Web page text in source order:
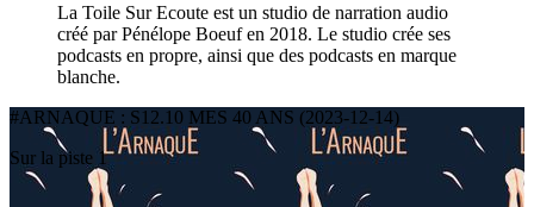
La Toile Sur Ecoute est un studio de narration audio
créé par Pénélope Boeuf en 2018. Le studio crée ses
podcasts en propre, ainsi que des podcasts en marque
blanche.
#ARNAQUE : S12.10 MES 40 ANS (2023-12-14)
Sur la piste 1